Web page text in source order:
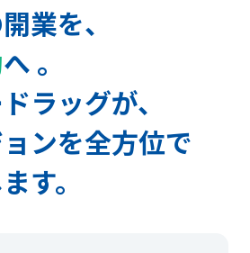
業を、
へ 。
ラッグが、
ンを全方位で
す。